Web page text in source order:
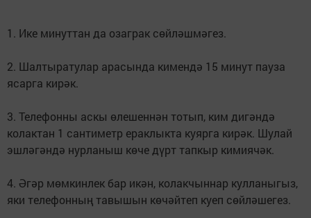
1. Ике минуттан да озаграк сөйләшмәгез.
2. Шалтыратулар арасында кимендә 15 минут пауза
ясарга кирәк.
3. Телефонны аскы өлешеннән тотып, ким дигәндә
колактан 1 сантиметр ераклыкта куярга кирәк. Шулай
эшләгәндә нурланыш көче дүрт тапкыр кимиячәк.
4. Әгәр мөмкинлек бар икән, колакчыннар кулланыгыз,
яки телефонның тавышын көчәйтеп куеп сөйләшегез.